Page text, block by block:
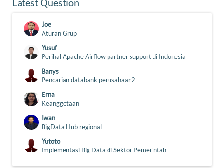
Latest Question
Joe
Aturan Grup
Yusuf
Perihal Apache Airflow partner support di Indonesia
Banys
Pencarian databank perusahaan2
Erna
Keanggotaan
Iwan
BigData Hub regional
Yutoto
Implementasi Big Data di Sektor Pemerintah